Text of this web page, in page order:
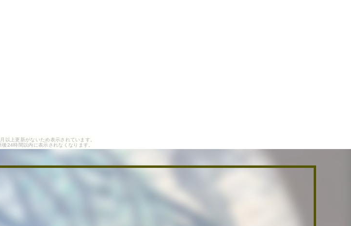
以上更新がないため表示されています。
後24時間以内に表示されなくなります。